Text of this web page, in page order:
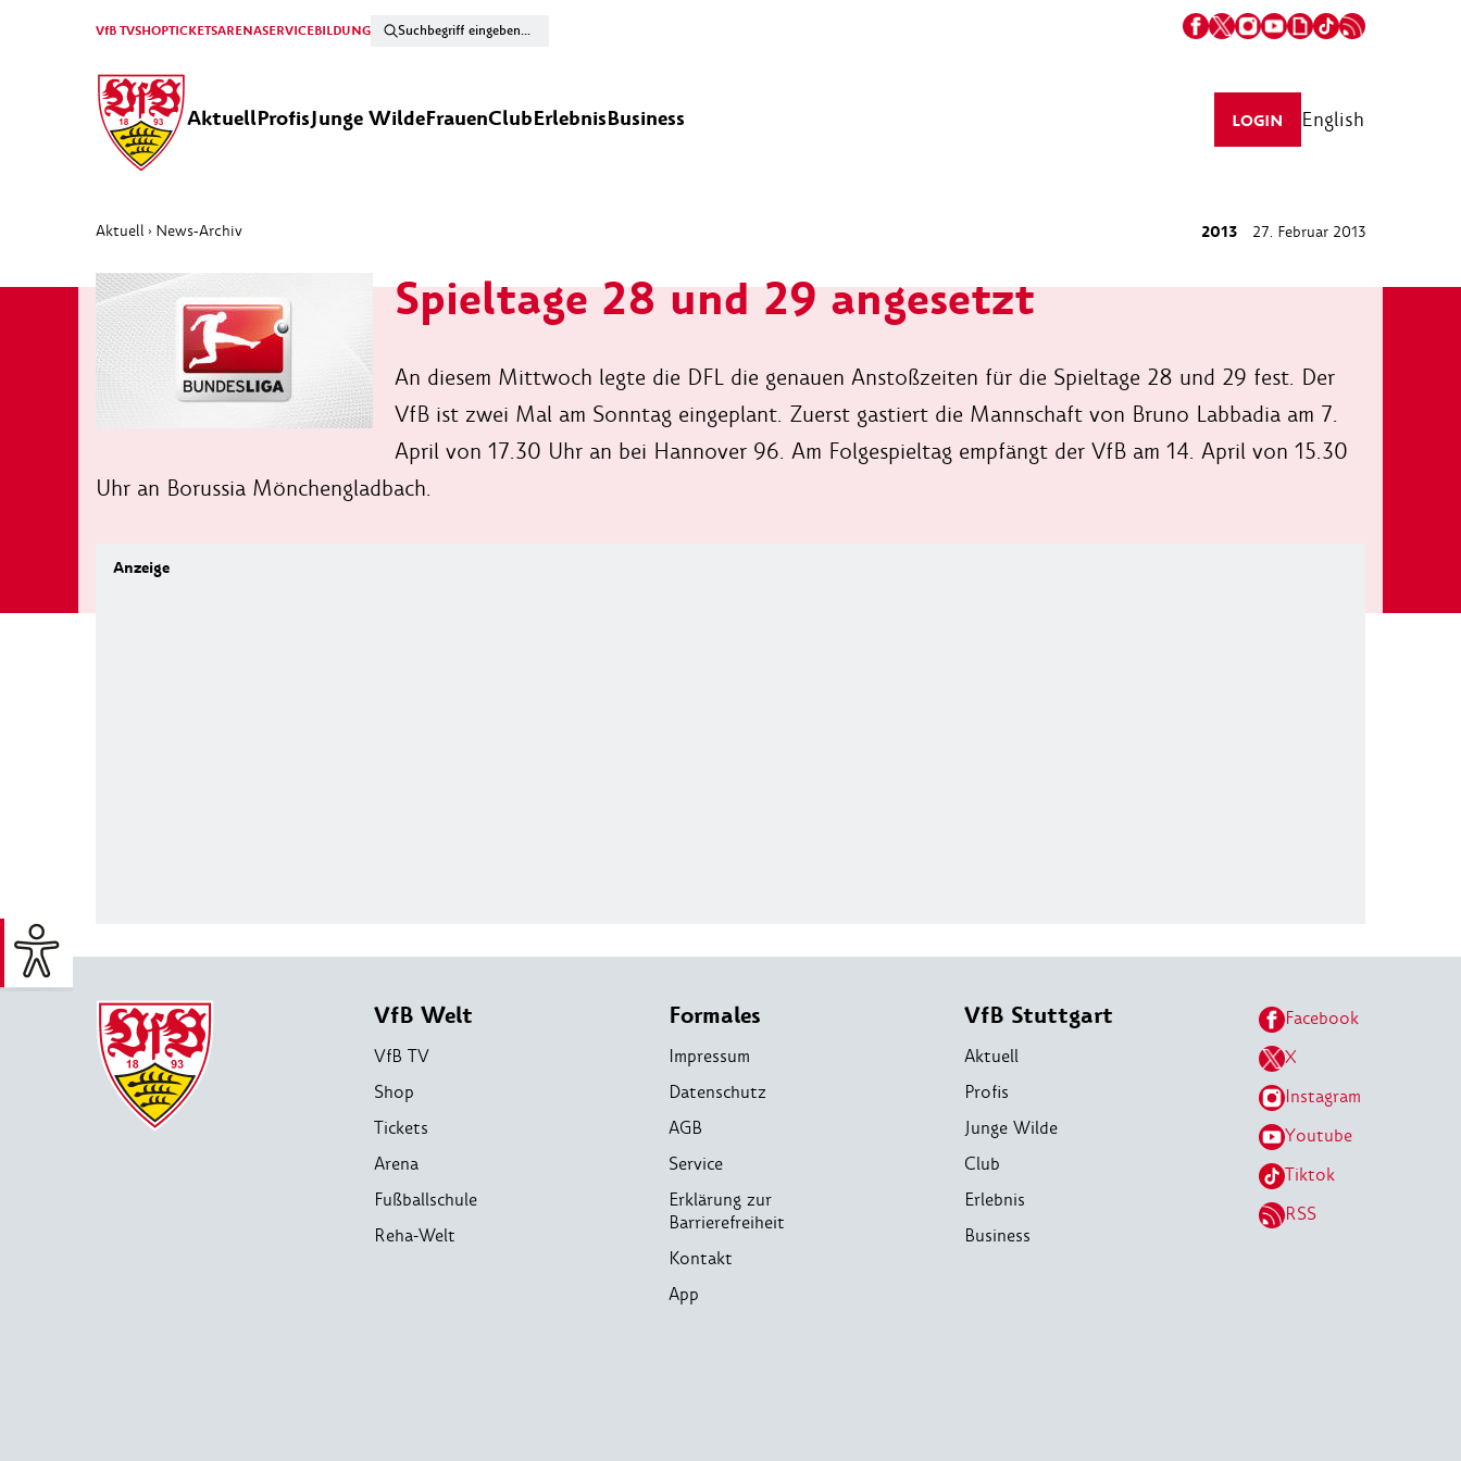
VfB TVSHOPTICKETSARENASERVICEBILDUNG
AktuellProfisJunge WildeFrauenClubErlebnisBusiness LOGIN English
Aktuell › News-Archiv 2013 27. Februar 2013
Spieltage 28 und 29 angesetzt
An diesem Mittwoch legte die DFL die genauen Anstoßzeiten für die Spieltage 28 und 29 fest. Der
VfB ist zwei Mal am Sonntag eingeplant. Zuerst gastiert die Mannschaft von Bruno Labbadia am 7.
April von 17.30 Uhr an bei Hannover 96. Am Folgespieltag empfängt der VfB am 14. April von 15.30
Uhr an Borussia Mönchengladbach.
VfB Welt
VfB TV
Shop
Tickets
Arena
Fußballschule
Reha-Welt
Formales
Impressum
Datenschutz
AGB
Service
Erklärung zur
Barrierefreiheit
Kontakt
App
VfB Stuttgart
Aktuell
Profis
Junge Wilde
Club
Erlebnis
Business
Facebook
X
Instagram
Youtube
Tiktok
RSS